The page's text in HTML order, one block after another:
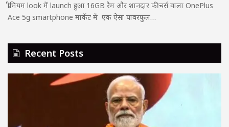
प्रीमियम look में launch हुआ 16GB रैम और शानदार फीचर्स वाला OnePlus
Ace 5g smartphone मार्केट में एक ऐसा पावरफुल…
Recent Posts